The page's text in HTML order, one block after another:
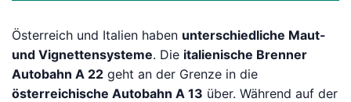
Österreich und Italien haben unterschiedliche Maut-
und Vignettensysteme. Die italienische Brenner
Autobahn A 22 geht an der Grenze in die
österreichische Autobahn A 13 über. Während auf der